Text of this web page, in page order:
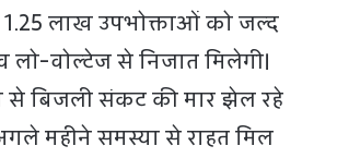
लाख उपभोक्ताओं को जल्द
लो-वोल्टेज से निजात मिलेगी।
बिजली संकट की मार झेल रहे
महीने समस्या से राहत मिल